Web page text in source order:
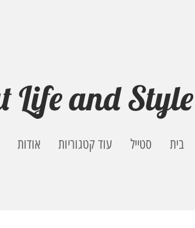
Life and Style
בית סטייל עוד קטגוריות אודות